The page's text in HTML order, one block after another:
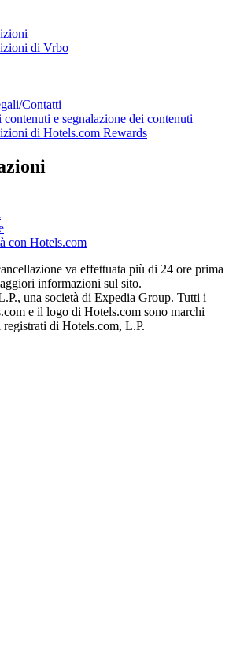
di Vrbo
Contatti
e segnalazione dei contenuti
di Hotels.com Rewards
con Hotels.com
va effettuata più di 24 ore prima
informazioni sul sito.
una società di Expedia Group. Tutti i
e il logo di Hotels.com sono marchi
di Hotels.com, L.P.